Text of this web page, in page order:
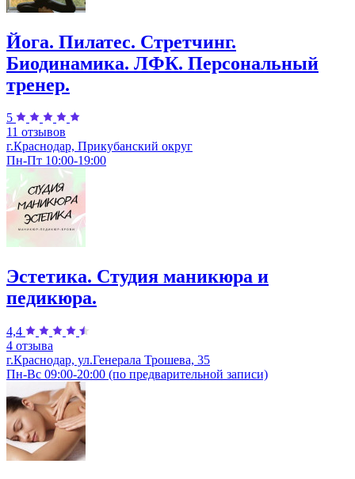
Йога. Пилатес. Стретчинг.
Биодинамика. ЛФК. Персональный
тренер.
5
11 отзывов
г.Краснодар, Прикубанский округ
Пн-Пт 10:00-19:00
Эстетика. Студия маникюра и
педикюра.
4,4
4 отзыва
г.Краснодар, ул.Генерала Трошева, 35
Пн-Вс 09:00-20:00 (по предварительной записи)